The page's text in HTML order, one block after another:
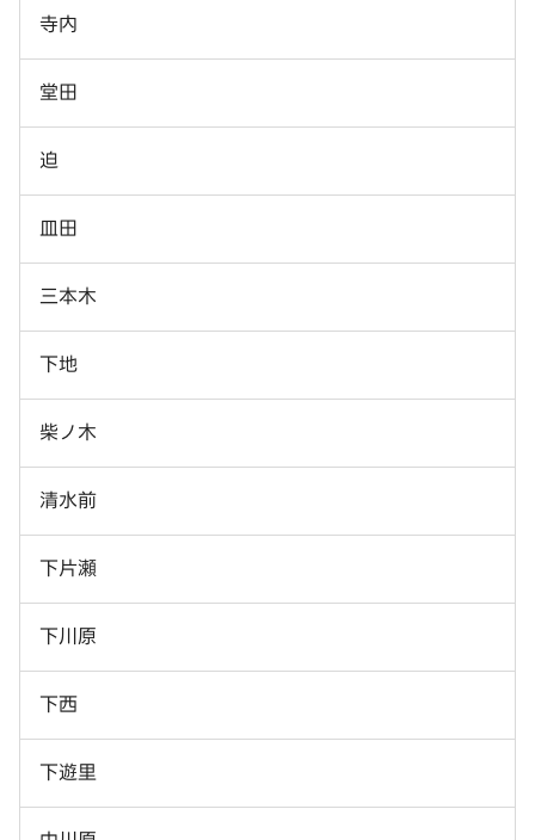
寺内
堂田
迫
皿田
三本木
下地
柴ノ木
清水前
下片瀬
下川原
下西
下遊里